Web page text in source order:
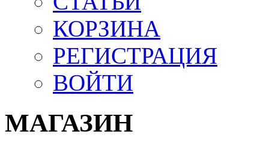
КОРЗИНА
РЕГИСТРАЦИЯ
ВОЙТИ
МАГАЗИН